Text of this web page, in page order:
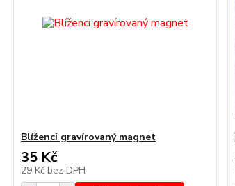
Blíženci gravírovaný magnet
35 Kč
29 Kč bez DPH